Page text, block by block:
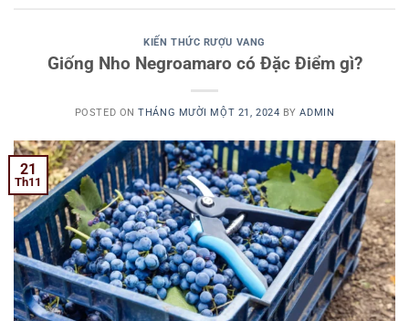
KIẾN THỨC RƯỢU VANG
Giống Nho Negroamaro có Đặc Điểm gì?
POSTED ONTHÁNG MƯỜI MỘT 21, 2024 BYADMIN
21
Th11